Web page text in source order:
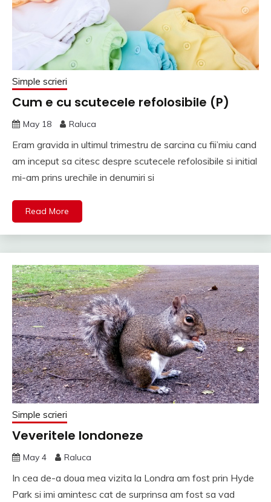
Simple scrieri
Cum e cu scutecele refolosibile (P)
May 18 Raluca
Eram gravida in ultimul trimestru de sarcina cu fii’miu cand
am inceput sa citesc despre scutecele refolosibile si initial
mi-am prins urechile in denumiri si
Read More
Simple scrieri
Veveritele londoneze
May 4 Raluca
In cea de-a doua mea vizita la Londra am fost prin Hyde
Park si imi amintesc cat de surprinsa am fost sa vad